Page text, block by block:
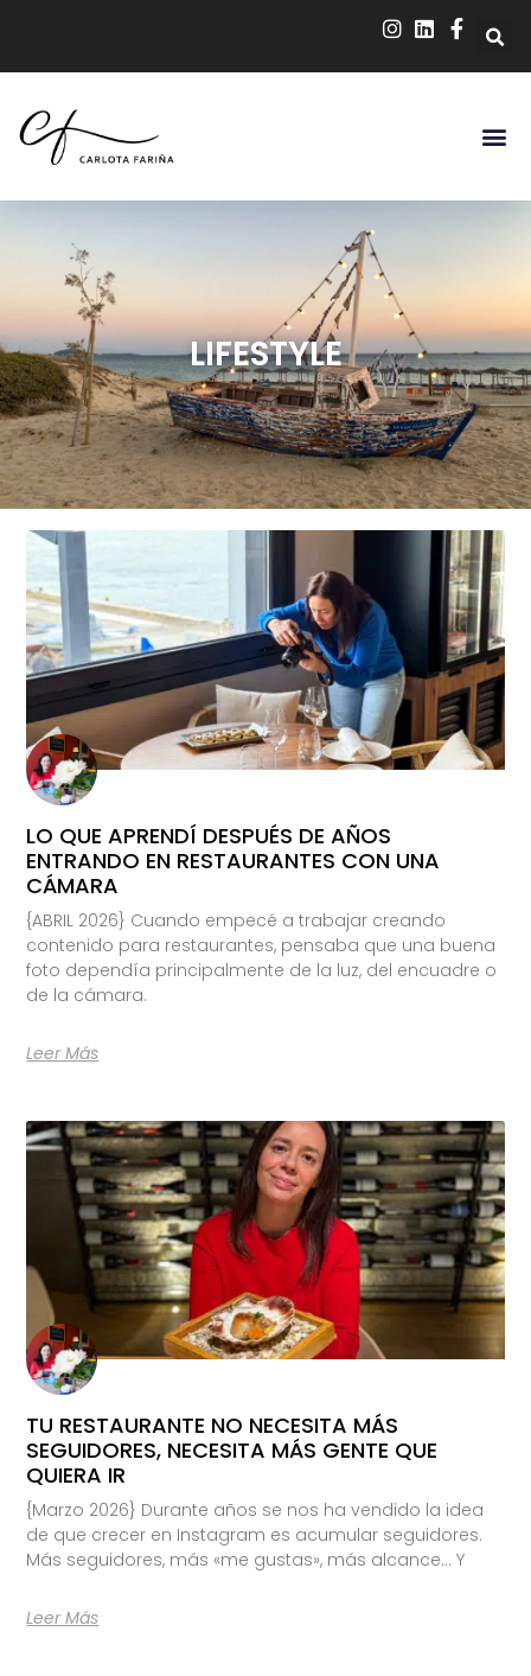
LIFESTYLE
LO QUE APRENDÍ DESPUÉS DE AÑOS
ENTRANDO EN RESTAURANTES CON UNA
CÁMARA
{ABRIL 2026} Cuando empecé a trabajar creando
contenido para restaurantes, pensaba que una buena
foto dependía principalmente de la luz, del encuadre o
de la cámara.
Leer Más
TU RESTAURANTE NO NECESITA MÁS
SEGUIDORES, NECESITA MÁS GENTE QUE
QUIERA IR
{Marzo 2026} Durante años se nos ha vendido la idea
de que crecer en Instagram es acumular seguidores.
Más seguidores, más «me gustas», más alcance… Y
Leer Más